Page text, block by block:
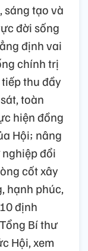
sáng tạo và
đời sống
định vai
chính trị
thu đầy
toàn
hiện đồng
Hội; nâng
đổi
cốt xây
hạnh phúc,
định
Bí thư
Hội, xem